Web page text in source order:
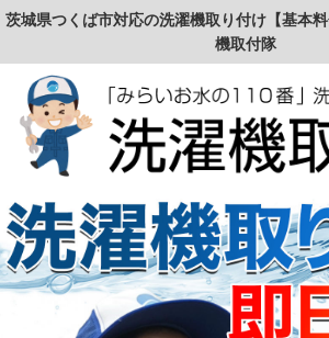
茨城県つくば市対応の洗濯機取り付け【基本
機取付隊